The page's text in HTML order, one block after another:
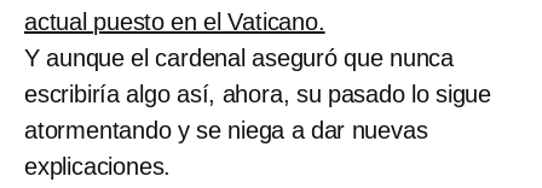
actual puesto en el Vaticano.
Y aunque el cardenal aseguró que nunca
escribiría algo así, ahora, su pasado lo sigue
atormentando y se niega a dar nuevas
explicaciones.